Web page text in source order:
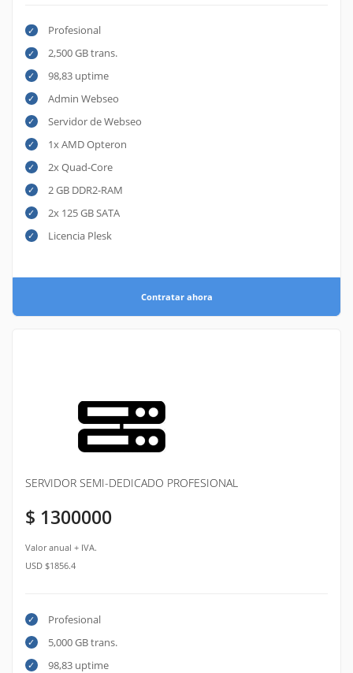
Profesional
2,500 GB trans.
98,83 uptime
Admin Webseo
Servidor de Webseo
1x AMD Opteron
2x Quad-Core
2 GB DDR2-RAM
2x 125 GB SATA
Licencia Plesk
Contratar ahora
SERVIDOR SEMI-DEDICADO PROFESIONAL
$ 1300000
Valor anual + IVA.
USD $1856.4
Profesional
5,000 GB trans.
98,83 uptime